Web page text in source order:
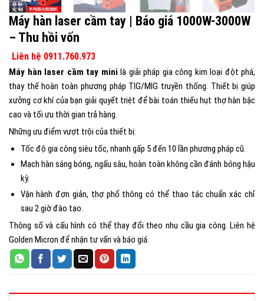
Máy hàn laser cầm tay | Báo giá 1000W-3000W
– Thu hồi vốn
Liên hệ 0911.760.973
Máy hàn laser cầm tay minilà giải pháp gia công kim loại đột phá,
thay thế hoàn toàn phương pháp TIG/MIG truyền thống. Thiết bị giúp
xưởng cơ khí của bạn giải quyết triệt để bài toán thiếu hụt thợ hàn bậc
cao và tối ưu thời gian trả hàng.
Những ưu điểm vượt trội của thiết bị:
Tốc độ gia công siêu tốc, nhanh gấp 5 đến 10 lần phương pháp cũ.
Mạch hàn sáng bóng, ngấu sâu, hoàn toàn không cần đánh bóng hậu
kỳ.
Vận hành đơn giản, thợ phổ thông có thể thao tác chuẩn xác chỉ
sau 2 giờ đào tạo.
Thông số và cấu hình có thể thay đổi theo nhu cầu gia công. Liên hệ
Golden Micron để nhận tư vấn và báo giá.